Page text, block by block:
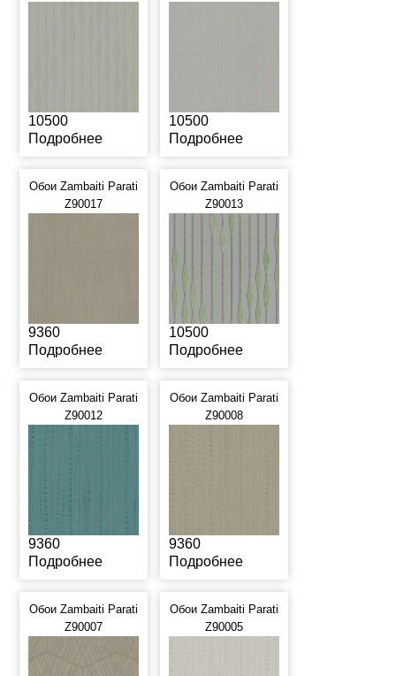
10500
Подробнее
10500
Подробнее
Обои Zambaiti Parati
Z90017
9360
Подробнее
Обои Zambaiti Parati
Z90013
10500
Подробнее
Обои Zambaiti Parati
Z90012
9360
Подробнее
Обои Zambaiti Parati
Z90008
9360
Подробнее
Обои Zambaiti Parati
Z90007
Обои Zambaiti Parati
Z90005